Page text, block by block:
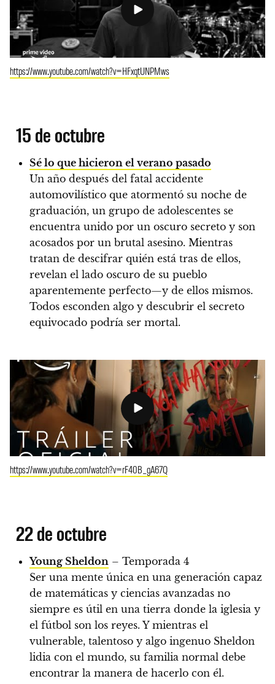
https://www.youtube.com/watch?v=HFxqtUNPMws
15 de octubre
Sé lo que hicieron el verano pasado
Un año después del fatal accidente
automovilístico que atormentó su noche de
graduación, un grupo de adolescentes se
encuentra unido por un oscuro secreto y son
acosados por un brutal asesino. Mientras
tratan de descifrar quién está tras de ellos,
revelan el lado oscuro de su pueblo
aparentemente perfecto—y de ellos mismos.
Todos esconden algo y descubrir el secreto
equivocado podría ser mortal.
https://www.youtube.com/watch?v=rF40B_gA67Q
22 de octubre
Young Sheldon – Temporada 4
Ser una mente única en una generación capaz
de matemáticas y ciencias avanzadas no
siempre es útil en una tierra donde la iglesia y
el fútbol son los reyes. Y mientras el
vulnerable, talentoso y algo ingenuo Sheldon
lidia con el mundo, su familia normal debe
encontrar la manera de hacerlo con él.